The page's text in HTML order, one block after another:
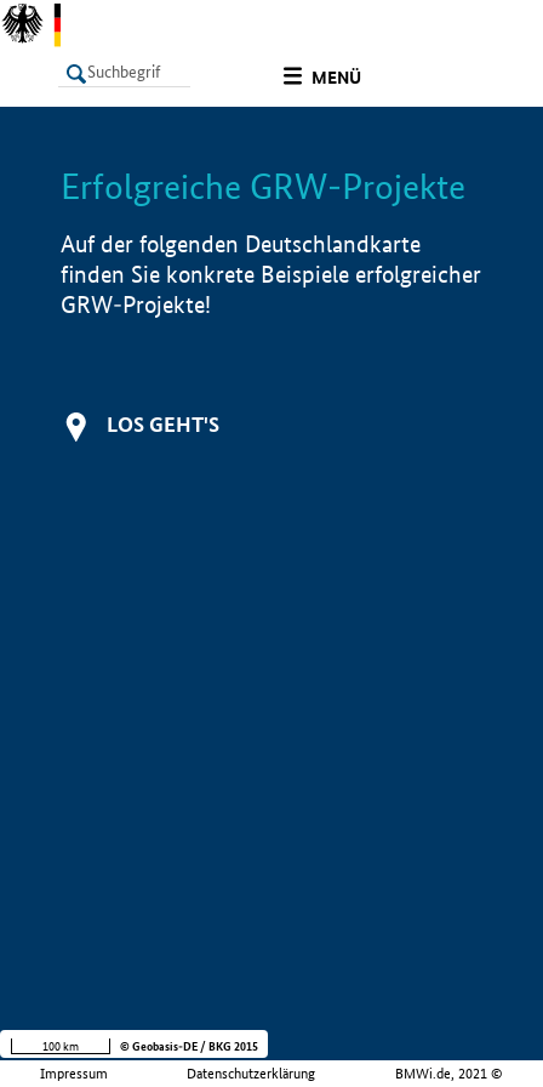
MENÜ
LISTE Info
Erfolgreiche GRW-Projekte
Auf der folgenden Deutschlandkarte
finden Sie konkrete Beispiele erfolgreicher
GRW-Projekte!
LOS GEHT'S
Impressum Datenschutzerklärung BMWi.de, 2021 ©
100 km © Geobasis-DE / BKG 2015